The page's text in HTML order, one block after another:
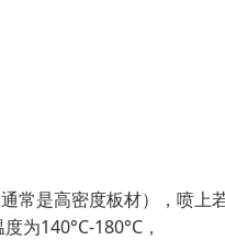
常是高密度板材），喷上
为140°C-180°C，